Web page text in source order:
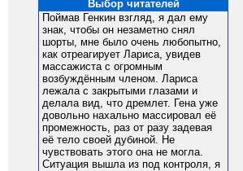
Выбор читателей
Поймав Генкин взгляд, я дал ему
знак, чтобы он незаметно снял
шорты, мне было очень любопытно,
как отреагирует Лариса, увидев
массажиста с огромным
возбуждённым членом. Лариса
лежала с закрытыми глазами и
делала вид, что дремлет. Гена уже
довольно нахально массировал её
промежность, раз от разу задевая
её тело своей дубиной. Не
чувствовать этого она не могла.
Ситуация вышла из под контроля, я